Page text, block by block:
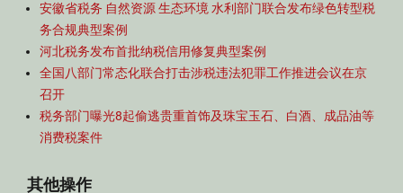
安徽省税务 自然资源 生态环境 水利部门联合发布绿色转型税
务合规典型案例
河北税务发布首批纳税信用修复典型案例
全国八部门常态化联合打击涉税违法犯罪工作推进会议在京
召开
税务部门曝光8起偷逃贵重首饰及珠宝玉石、白酒、成品油等
消费税案件
其他操作